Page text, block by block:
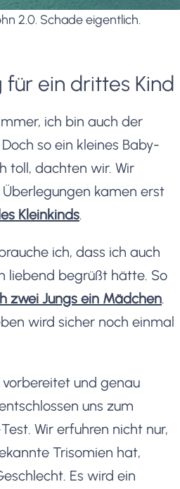
2.0. Schade eigentlich.
für ein drittes Kind
ich bin auch der
so ein kleines Baby-
toll, dachten wir. Wir
Überlegungen kamen erst
Kleinkinds.
ich, dass ich auch
liebend begrüßt hätte. So
zwei Jungs ein Mädchen.
wird sicher noch einmal
und genau
uns zum
Wir erfuhren nicht nur,
Trisomien hat,
Es wird ein